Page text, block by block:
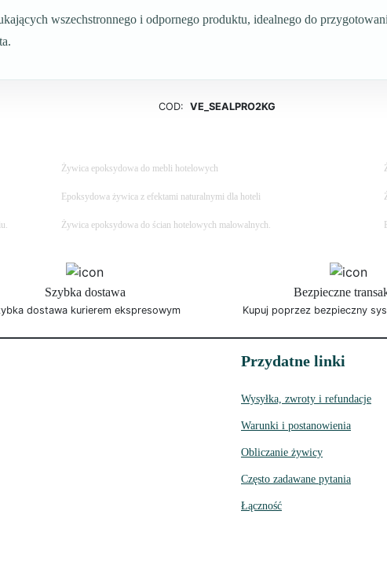
wszechstronnego i odpornego produktu, idealnego do
COD: VE_SEALPRO2KG
Żywica epoksydowa do mebli hotelowych
Epoksydowa żywica z efektami naturalnymi dla hoteli
Żywica epoksydowa do ścian hotelowych malowalnych.
Szybka dostawa
dostawa kurierem ekspresowym
Bezpieczne
Kupuj poprzez bezpieczny
Przydatne linki
Wysyłka, zwroty i refundacje
Warunki i postanowienia
Obliczanie żywicy
Często zadawane pytania
Łączność